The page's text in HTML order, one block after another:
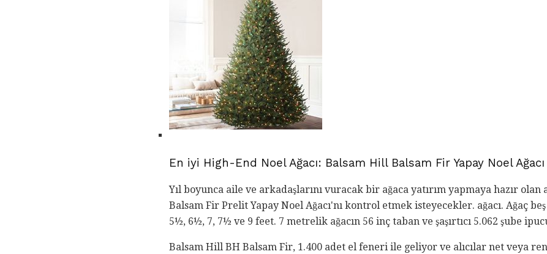
En iyi High-End Noel Ağacı: Balsam Hill Balsam Fir Yapay Noel Ağacı
Yıl boyunca aile ve arkadaşlarını vuracak bir ağaca yatırım yapmaya hazır olan
Balsam Fir Prelit Yapay Noel Ağacı'nı kontrol etmek isteyecekler. ağacı. Ağaç
5½, 6½, 7, 7½ ve 9 feet. 7 metrelik ağacın 56 inç taban ve şaşırtıcı 5.062 şube
Balsam Hill BH Balsam Fir, 1.400 adet el feneri ile geliyor ve alıcılar net veya